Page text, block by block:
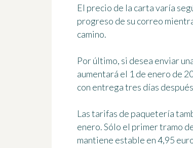
El precio de la carta varía
progreso de su correo
camino.
Por último, si desea enviar
aumentará el 1 de enero de
con entrega tres días
Las tarifas de paquetería
enero. Sólo el primer tramo
mantiene estable en 4,95